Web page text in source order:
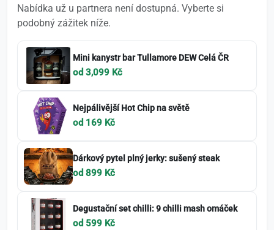
Nabídka už u partnera není dostupná. Vyberte si
podobný zážitek níže.
Mini kanystr bar Tullamore DEW Celá ČR
od 3,099 Kč
Nejpálivější Hot Chip na světě
od 169 Kč
Dárkový pytel plný jerky: sušený steak
od 899 Kč
Degustační set chilli: 9 chilli mash omáček
od 599 Kč